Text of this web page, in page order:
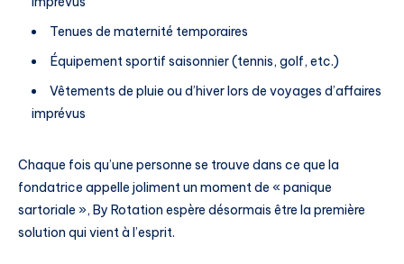
Tenues de maternité temporaires
Équipement sportif saisonnier (tennis, golf, etc.)
Vêtements de pluie ou d’hiver lors de voyages d’affaires
imprévus
Chaque fois qu’une personne se trouve dans ce que la
fondatrice appelle joliment un moment de « panique
sartoriale », By Rotation espère désormais être la première
solution qui vient à l’esprit.